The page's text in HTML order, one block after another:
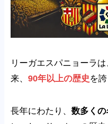
リーガエスパニョーラ
来、90年以上の歴史 を
長年にわたり、数多く